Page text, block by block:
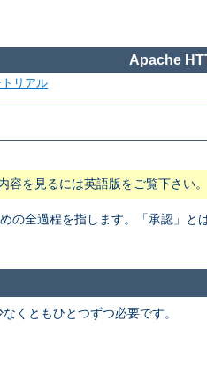
Apache
リアル
を見るには英語版をご覧下さい。
の全過程を指します。「承認」
くともひとつずつ必要です。